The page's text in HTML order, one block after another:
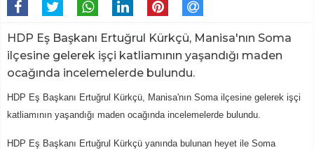
HDP Eş Başkanı Ertuğrul Kürkçü, Manisa'nın Soma
ilçesine gelerek işçi katliamının yaşandığı maden
ocağında incelemelerde bulundu.
HDP Eş Başkanı Ertuğrul Kürkçü, Manisa'nın Soma ilçesine gelerek işçi
katliamının yaşandığı maden ocağında incelemelerde bulundu.
HDP Eş Başkanı Ertuğrul Kürkçü yanında bulunan heyet ile Soma